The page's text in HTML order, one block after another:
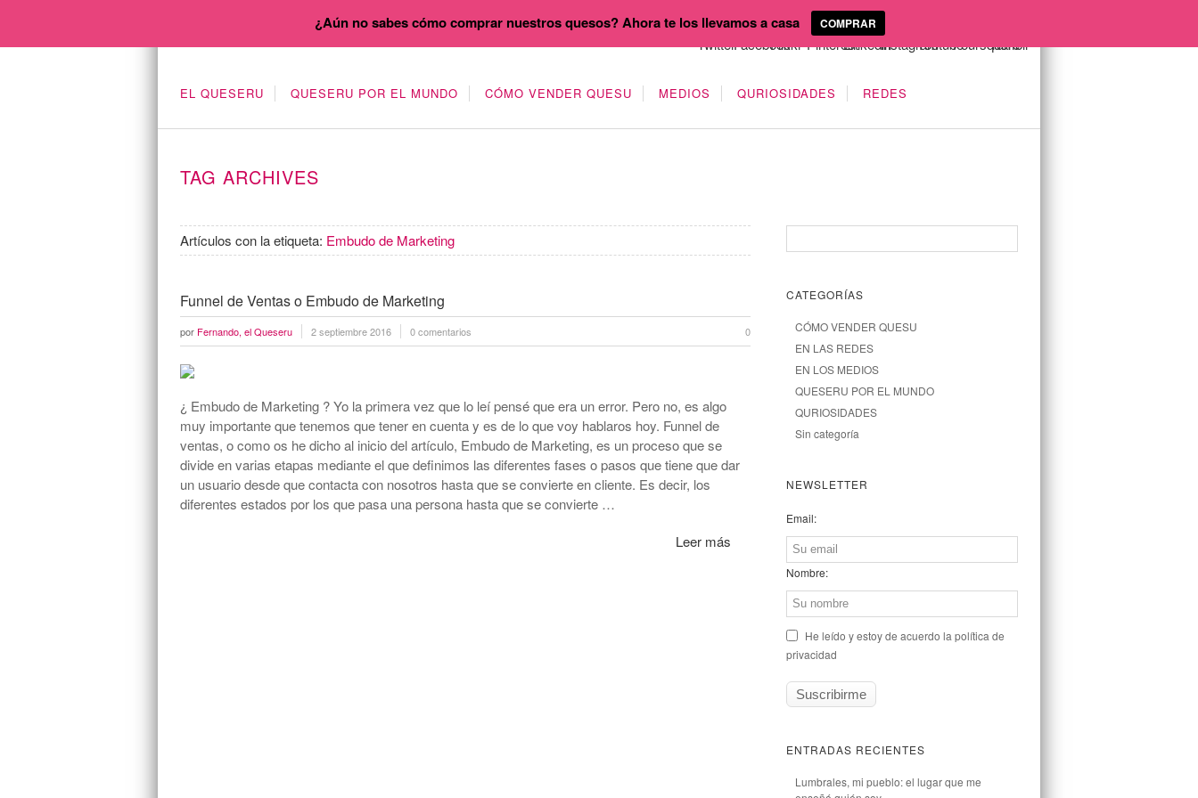
EL QUESERU QUESERU POR EL MUNDO CÓMO VENDER QUESU MEDIOS QURIOSIDADES REDES
TAG ARCHIVES
Artículos con la etiqueta: Embudo de Marketing
Funnel de Ventas o Embudo de Marketing
por Fernando, el Queseru 2 septiembre 2016 0 comentarios 0
¿ Embudo de Marketing ? Yo la primera vez que lo leí pensé que era un error. Pero no, es algo
muy importante que tenemos que tener en cuenta y es de lo que voy hablaros hoy. Funnel de
ventas, o como os he dicho al inicio del artículo, Embudo de Marketing, es un proceso que se
divide en varias etapas mediante el que definimos las diferentes fases o pasos que tiene que dar
un usuario desde que contacta con nosotros hasta que se convierte en cliente. Es decir, los
diferentes estados por los que pasa una persona hasta que se convierte …
Leer más
CATEGORÍAS
CÓMO VENDER QUESU
EN LAS REDES
EN LOS MEDIOS
QUESERU POR EL MUNDO
QURIOSIDADES
Sin categoría
NEWSLETTER
Email:
Nombre:
He leído y estoy de acuerdo la política de
privacidad
ENTRADAS RECIENTES
Lumbrales, mi pueblo: el lugar que me
¿Aún no sabes cómo comprar nuestros quesos? Ahora te los llevamos a casa COMPRAR